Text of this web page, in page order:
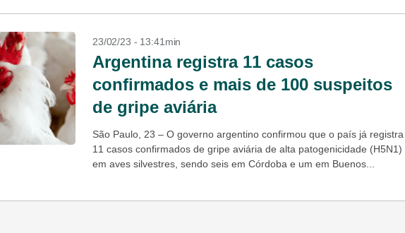
23/02/23 - 13:41min
Argentina registra 11 casos
confirmados e mais de 100 suspeitos
de gripe aviária
São Paulo, 23 – O governo argentino confirmou que o país já registra
11 casos confirmados de gripe aviária de alta patogenicidade (H5N1)
em aves silvestres, sendo seis em Córdoba e um em Buenos...